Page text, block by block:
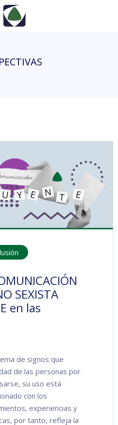
SEXISTA
en las
de signos que
de las personas por
su uso está
con los
experiencias y
por tanto, refleja la